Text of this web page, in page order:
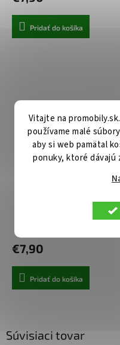
Vitajte na
používame malé
aby si web pamätal
ponuky, ktoré dávajú
Súvisiaci tovar
Pridať do košíka
Tvrdené sklo HARD 2.5D
€7,90
Pridať do košíka